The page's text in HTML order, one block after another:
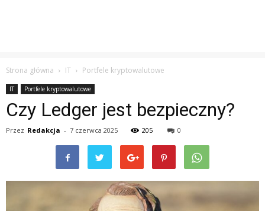
Strona główna IT Portfele kryptowalutowe
IT Portfele kryptowalutowe
Czy Ledger jest bezpieczny?
Przez Redakcja - 7 czerwca 2025 205 0